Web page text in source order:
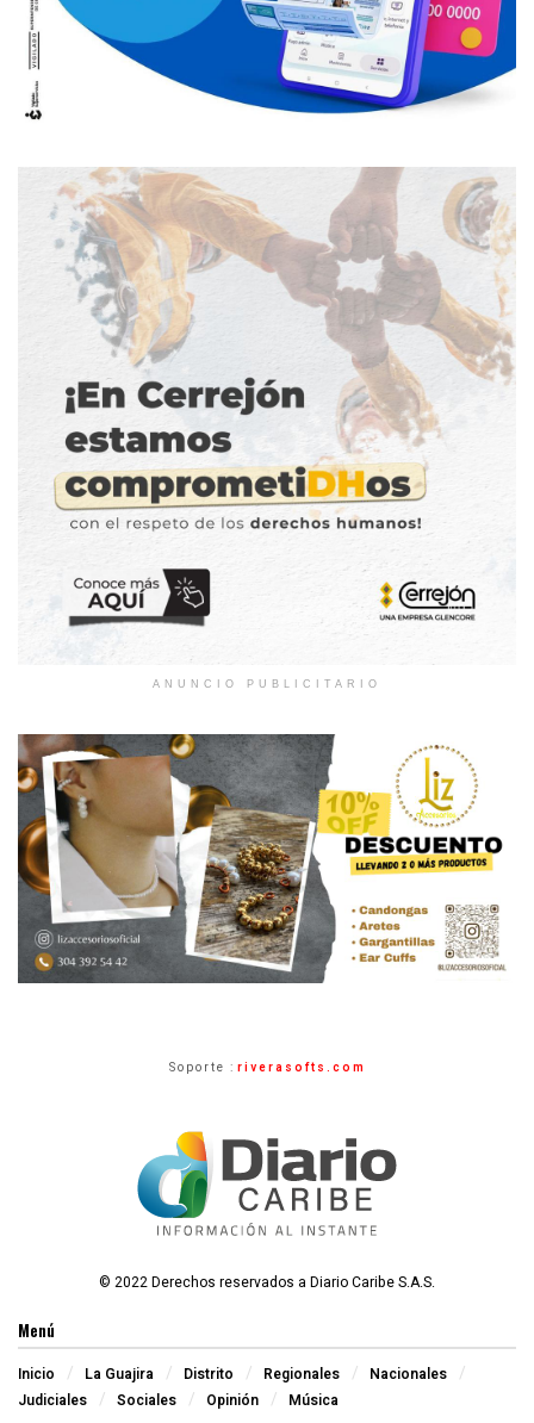
ANUNCIO PUBLICITARIO
Soporte : riverasofts.com
© 2022 Derechos reservados a Diario Caribe S.A.S.
Menú
Inicio La Guajira Distrito Regionales
Nacionales
Judiciales
Sociales Opinión Música